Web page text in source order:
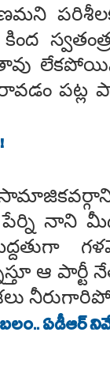
పట్ల
నాని
ఆ
ఏడీఆర్